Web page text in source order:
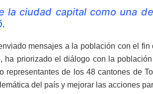
la ciudad capital como una
mensajes a la población con el
ha priorizado el diálogo con la
representantes de los 48 cantones de
del país y mejorar las acciones